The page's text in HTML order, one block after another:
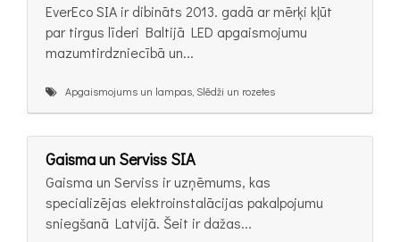
EverEco SIA ir dibināts 2013. gadā ar mērķi kļūt
par tirgus līderi Baltijā LED apgaismojumu
mazumtirdzniecībā un...
Apgaismojums un lampas, Slēdži un rozetes
Gaisma un Serviss SIA
Gaisma un Serviss ir uzņēmums, kas
specializējas elektroinstalācijas pakalpojumu
sniegšanā Latvijā. Šeit ir dažas...